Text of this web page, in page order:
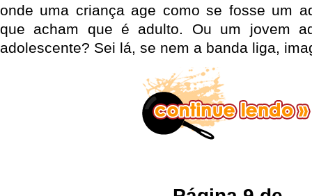
onde uma criança age como se fosse um
que acham que é adulto. Ou um jovem
adolescente? Sei lá, se nem a banda liga,